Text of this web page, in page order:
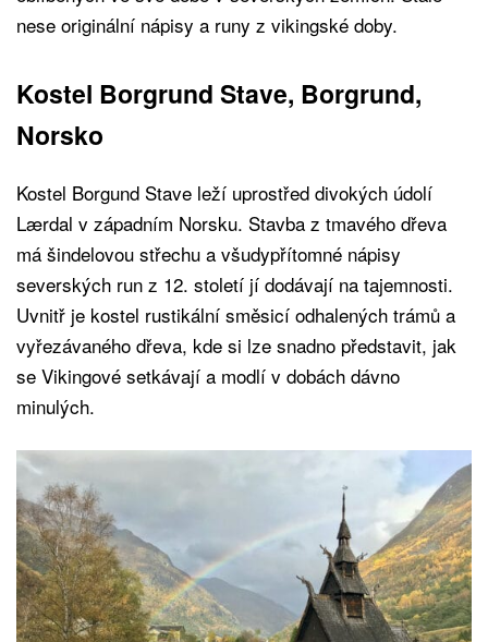
nese originální nápisy a runy z vikingské doby.
Kostel Borgrund Stave, Borgrund,
Norsko
Kostel Borgund Stave leží uprostřed divokých údolí
Lærdal v západním Norsku. Stavba z tmavého dřeva
má šindelovou střechu a všudypřítomné nápisy
severských run z 12. století jí dodávají na tajemnosti.
Uvnitř je kostel rustikální směsicí odhalených trámů a
vyřezávaného dřeva, kde si lze snadno představit, jak
se Vikingové setkávají a modlí v dobách dávno
minulých.